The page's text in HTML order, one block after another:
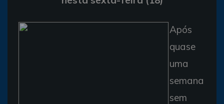
Após
quase
uma
semana
sem